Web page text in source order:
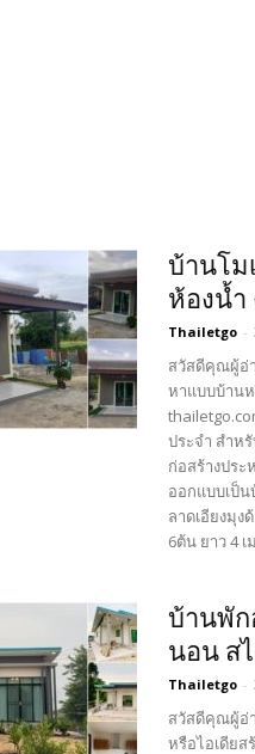
บ้านโม
ห้องน้ำ
Thailetgo -
สวัสดีคุณผู้อ่
หาแบบบ้านห
ประจำ สำห
ก่อสร้างปร
ออกแบบเป็
ลาดเอียงมุง
6ต้น ยาว 4 เ
บ้านพัก
นอน ส
Thailetgo -
สวัสดีคุณผู้อ่
หรือไอเดียส